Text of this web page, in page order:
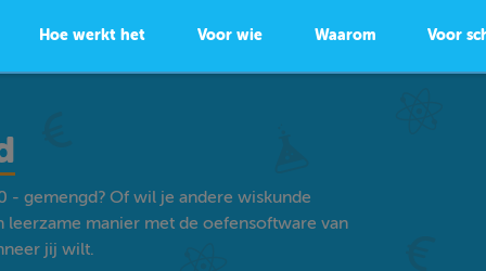
Hoe werkt het Voor wie Waarom Voor
gemengd? Of wil je andere wiskunde
manier met de oefensoftware van
jij wilt.